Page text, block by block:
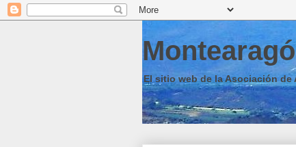
El sitio web de la Asociación